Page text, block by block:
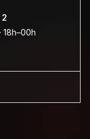
18h–00h